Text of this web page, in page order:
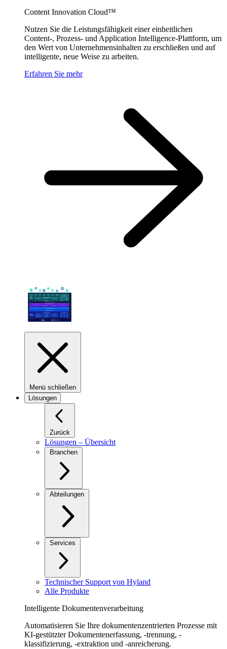
Content Innovation Cloud™
Nutzen Sie die Leistungsfähigkeit einer einheitlichen
Content-, Prozess- und Application Intelligence-Plattform, um
den Wert von Unternehmensinhalten zu erschließen und auf
intelligente, neue Weise zu arbeiten.
Erfahren Sie mehr
Menü schließen
Lösungen
Zurück
Lösungen – Übersicht
Branchen
Abteilungen
Services
Technischer Support von Hyland
Alle Produkte
Intelligente Dokumentenverarbeitung
Automatisieren Sie Ihre dokumentenzentrierten Prozesse mit
KI-gestützter Dokumentenerfassung, -trennung, -
klassifizierung, -extraktion und -anreicherung.